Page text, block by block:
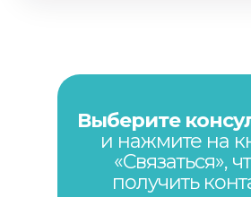
Выберите
и нажмите на
«Связаться»,
получить